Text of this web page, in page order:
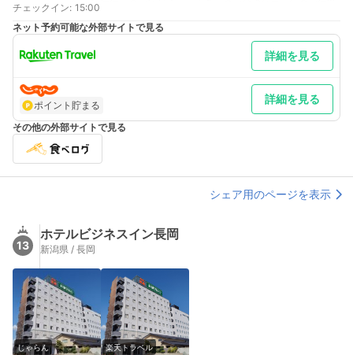
大学正門前にあります。 車以外／上越新幹線ＪＲ長岡駅より車で
７分・バス１５分
新潟より 車／北陸道富山方面・関越道東京方面へ。（長岡ジャン
クション手前）～北陸道・長岡北スマートＩＣ～長岡大橋方面
へ。長岡造形大学正門前にあります。 車以外／上越新幹線ＪＲ長
補足 車／大型車駐車可※要事前連絡（宿泊日、サイズ、状況によ
り有料の場合あり）
チェックイン: 15:00
ネット予約可能な外部サイトで見る
詳細を見る
ポイント貯まる 詳細を見る
その他の外部サイトで見る
シェア用のページを表示
13
ホテルビジネスイン長岡
新潟県 / 長岡
じゃらん 楽天トラベル